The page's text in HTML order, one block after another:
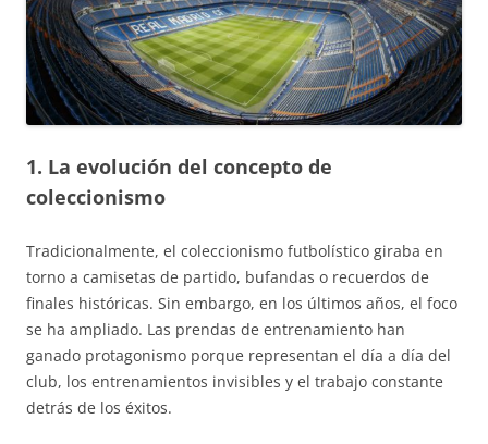
1. La evolución del concepto de
coleccionismo
Tradicionalmente, el coleccionismo futbolístico giraba en
torno a camisetas de partido, bufandas o recuerdos de
finales históricas. Sin embargo, en los últimos años, el foco
se ha ampliado. Las prendas de entrenamiento han
ganado protagonismo porque representan el día a día del
club, los entrenamientos invisibles y el trabajo constante
detrás de los éxitos.